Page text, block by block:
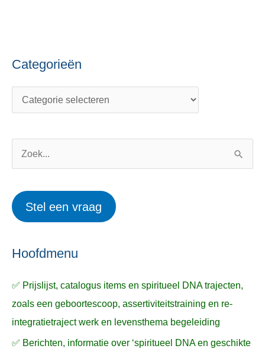
Categorieën
C
g
e
n
e
k
a
r
:
Stel een vraag
Hoofdmenu
✅ Prijslijst, catalogus items en spiritueel DNA trajecten,
zoals een geboortescoop, assertiviteitstraining en re-
integratietraject werk en levensthema begeleiding
✅ Berichten, informatie over ‘spiritueel DNA en geschikte
O
r
p
n